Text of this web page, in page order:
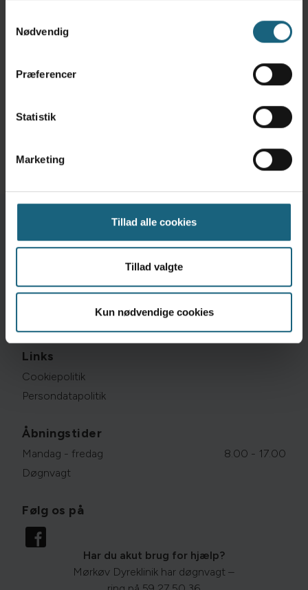
Nødvendig
Præferencer
Statistik
Marketing
Tillad alle cookies
Tillad valgte
Kun nødvendige cookies
Mørkøv Dyreklinik
Holbækvej 173, 4440 Mørkøv
CVR: 32 27 92 87
Links
Cookiepolitik
Persondatapolitik
Åbningstider
Mandag - fredag
8.00 - 17.00
Døgnvagt
Følg os på
Har du akut brug for hjælp?
Mørkøv Dyreklinik har døgnvagt –